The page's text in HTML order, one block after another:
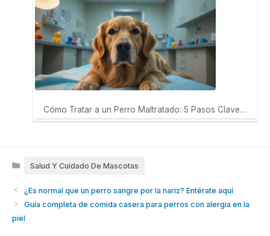
Cómo Tratar a un Perro Maltratado: 5 Pasos Clave…
Categories
Salud Y Cuidado De Mascotas
¿Es normal que un perro sangre por la nariz? Entérate aquí
Guía completa de comida casera para perros con alergia en la
piel